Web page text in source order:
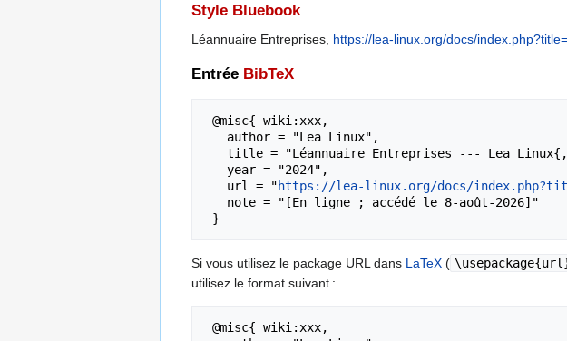
Style Bluebook
Léannuaire Entreprises, https://lea-linux.org/docs/
Entrée BibTeX
   url = "
https://lea-linux.org/docs/
Si vous utilisez le package URL dans LaTeX (
utilisez le format suivant :